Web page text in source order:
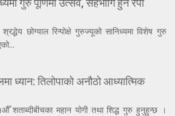
छोग्याल रिन्पोक्षे गुरुज्यूको सानिध्यमा विशेष गुरु
ध्यान: तिलोपाको अनौठो आध्यात्मिक
शताब्दीबीचका महान योगी तथा शिद्ध गुरु हुनुहुन्छ ।